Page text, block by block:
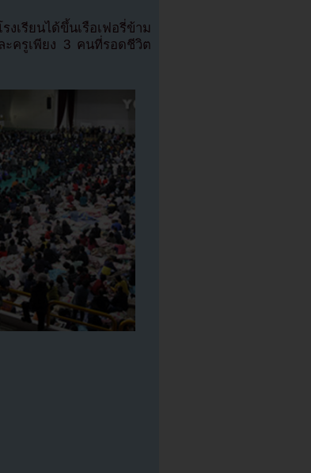
เรียนได้ขึ้นเรือเฟอรี่ข้าม
ะครูเพียง 3 คนที่รอดชีวิต